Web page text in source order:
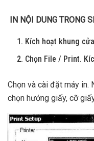
IN NỘI DUNG TRONG
Kích hoạt khung
Chọn File / Print.
Chọn và cài đặt máy in.
chọn hướng giấy, cỡ